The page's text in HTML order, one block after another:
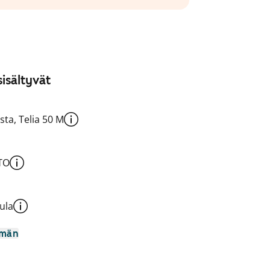
Telia 50 M